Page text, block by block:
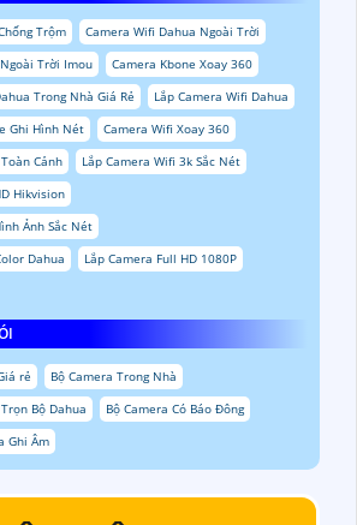
Trộm
Camera Wifi Dahua Ngoài Trời
Trời Imou
Camera Kbone Xoay 360
Trong Nhà Giá Rẻ
Lắp Camera Wifi Dahua
Ghi Hình Nét
Camera Wifi Xoay 360
Cảnh
Lắp Camera Wifi 3k Sắc Nét
Hikvision
Ảnh Sắc Nét
Dahua
Lắp Camera Full HD 1080P
rẻ
Bộ Camera Trong Nhà
Bộ Dahua
Bộ Camera Có Báo Đông
Ghi Âm